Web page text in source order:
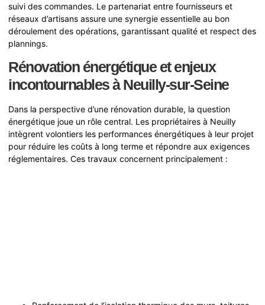
suivi des commandes. Le partenariat entre fournisseurs et
réseaux d’artisans assure une synergie essentielle au bon
déroulement des opérations, garantissant qualité et respect des
plannings.
Rénovation énergétique et enjeux
incontournables à Neuilly-sur-Seine
Dans la perspective d’une rénovation durable, la question
énergétique joue un rôle central. Les propriétaires à Neuilly
intègrent volontiers les performances énergétiques à leur projet
pour réduire les coûts à long terme et répondre aux exigences
réglementaires. Ces travaux concernent principalement :